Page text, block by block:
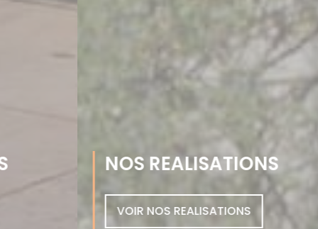
NOS REALISATIONS
VOIR NOS REALISATIONS